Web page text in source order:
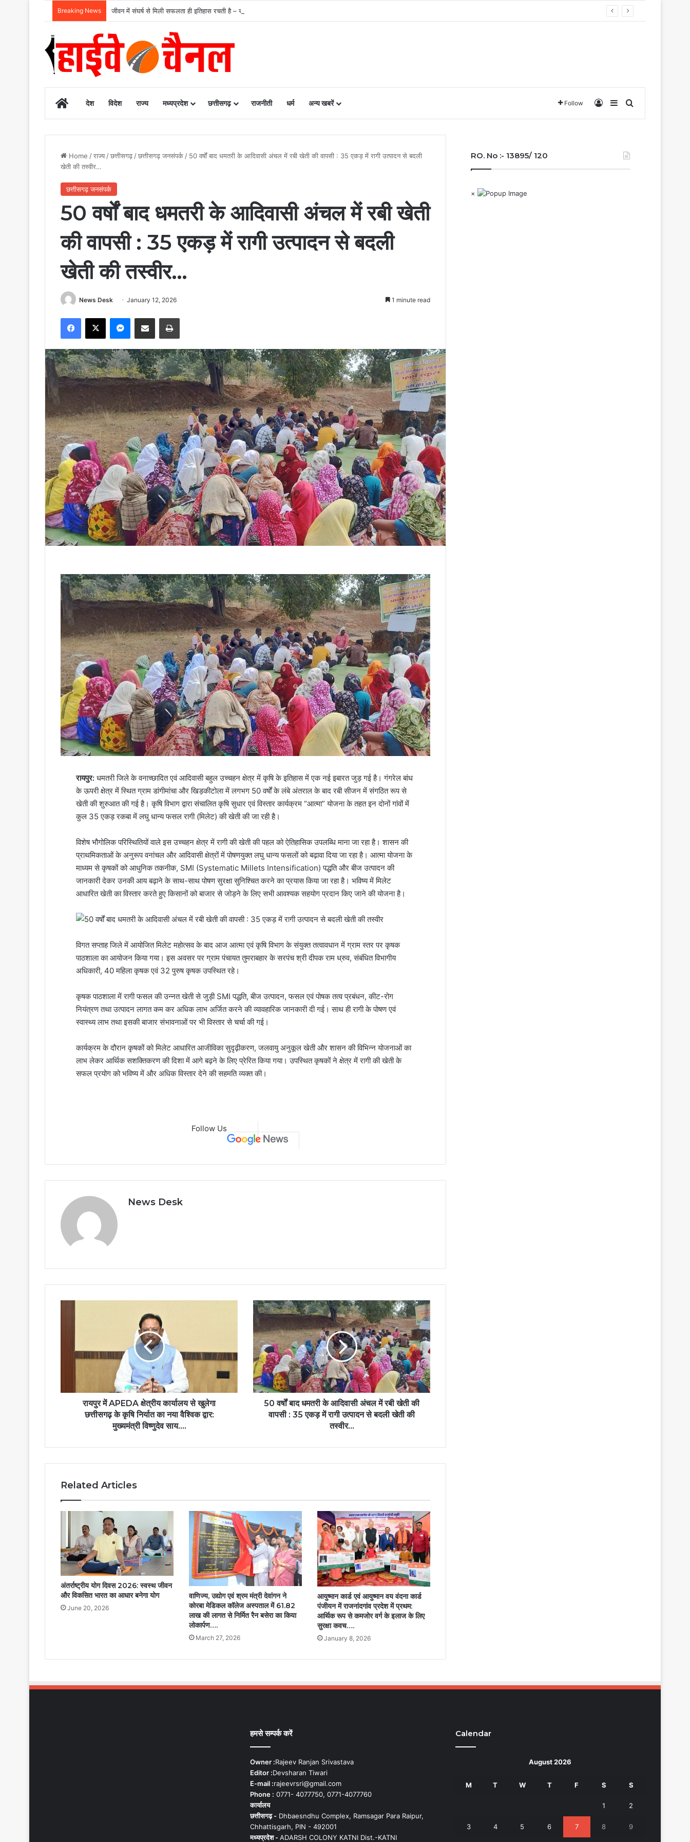
Breaking News जीवन में संघर्ष से मिली सफलता ही इतिहास रचती है – राजस्व मंत्री टंक राम वर्मा…..
Homeदेश विदेश राज्य मध्यप्रदेश छत्तीसगढ़ राजनीती धर्म अन्य खबरें Follow Log InSidebar
Home /राज्य /छत्तीसगढ़ /छत्तीसगढ़ जनसंपर्क / 50 वर्षों बाद धमतरी के आदिवासी अंचल में रबी खेती की वापसी : 35 एकड़ में रागी उत्पादन से बदली
खेती की तस्वीर…
छत्तीसगढ़ जनसंपर्क
50 वर्षों बाद धमतरी के आदिवासी अंचल में रबी खेती
की वापसी : 35 एकड़ में रागी उत्पादन से बदली
खेती की तस्वीर…
News Desk January 12, 2026 1 minute read
Facebook
X Messenger
Share via Email Print
रायपुर: धमतरी जिले के वनाच्छादित एवं आदिवासी बहुल उच्चहन क्षेत्र में कृषि के इतिहास में एक नई इबारत जुड़ गई है। गंगरेल बांध
के ऊपरी क्षेत्र में स्थित ग्राम डांगीमांचा और खिड़कीटोला में लगभग 50 वर्षों के लंबे अंतराल के बाद रबी सीजन में संगठित रूप से
खेती की शुरुआत की गई है। कृषि विभाग द्वारा संचालित कृषि सुधार एवं विस्तार कार्यक्रम “आत्मा” योजना के तहत इन दोनों गांवों में
कुल 35 एकड़ रकबा में लघु धान्य फसल रागी (मिलेट) की खेती की जा रही है।
विशेष भौगोलिक परिस्थितियों वाले इस उच्चहन क्षेत्र में रागी की खेती की पहल को ऐतिहासिक उपलब्धि माना जा रहा है। शासन की
प्राथमिकताओं के अनुरूप वनांचल और आदिवासी क्षेत्रों में पोषणयुक्त लघु धान्य फसलों को बढ़ावा दिया जा रहा है। आत्मा योजना के
माध्यम से कृषकों को आधुनिक तकनीक, SMI (Systematic Millets Intensification) पद्धति और बीज उत्पादन की
जानकारी देकर उनकी आय बढ़ाने के साथ-साथ पोषण सुरक्षा सुनिश्चित करने का प्रयास किया जा रहा है। भविष्य में मिलेट
आधारित खेती का विस्तार करते हुए किसानों को बाजार से जोड़ने के लिए सभी आवश्यक सहयोग प्रदान किए जाने की योजना है।
विगत सप्ताह जिले में आयोजित मिलेट महोत्सव के बाद आज आत्मा एवं कृषि विभाग के संयुक्त तत्वावधान में ग्राम स्तर पर कृषक
पाठशाला का आयोजन किया गया। इस अवसर पर ग्राम पंचायत तुमराबहार के सरपंच श्री दीपक राम ध्रुव, संबंधित विभागीय
अधिकारी, 40 महिला कृषक एवं 32 पुरुष कृषक उपस्थित रहे।
कृषक पाठशाला में रागी फसल की उन्नत खेती से जुड़ी SMI पद्धति, बीज उत्पादन, फसल एवं पोषक तत्व प्रबंधन, कीट-रोग
नियंत्रण तथा उत्पादन लागत कम कर अधिक लाभ अर्जित करने की व्यावहारिक जानकारी दी गई। साथ ही रागी के पोषण एवं
स्वास्थ्य लाभ तथा इसकी बाजार संभावनाओं पर भी विस्तार से चर्चा की गई।
कार्यक्रम के दौरान कृषकों को मिलेट आधारित आजीविका सुदृढ़ीकरण, जलवायु अनुकूल खेती और शासन की विभिन्न योजनाओं का
लाभ लेकर आर्थिक सशक्तिकरण की दिशा में आगे बढ़ने के लिए प्रेरित किया गया। उपस्थित कृषकों ने क्षेत्र में रागी की खेती के
सफल प्रयोग को भविष्य में और अधिक विस्तार देने की सहमति व्यक्त की।
Follow Us
News Desk
के
साय….
रायपुर में APEDA क्षेत्रीय कार्यालय से खुलेगा
छत्तीसगढ़ के कृषि निर्यात का नया वैश्विक द्वार:
मुख्यमंत्री विष्णुदेव साय….
50
वर्षों
बाद
धमतरी
के
आदिवासी
अंचल
में
रबी
से
बदली
खेती
की
तस्वीर…
50 वर्षों बाद धमतरी के आदिवासी अंचल में रबी खेती की
वापसी : 35 एकड़ में रागी उत्पादन से बदली खेती की
तस्वीर…
Related Articles
अंतर्राष्ट्रीय योग दिवस 2026: स्वस्थ जीवन
और विकसित भारत का आधार बनेगा योग
June 20, 2026
वाणिज्य, उद्योग एवं श्रम मंत्री देवांगन ने
कोरबा मेडिकल कॉलेज अस्पताल में 61.82
लाख की लागत से निर्मित रैन बसेरा का किया
लोकार्पण….
March 27, 2026
आयुष्मान कार्ड एवं आयुष्मान वय वंदना कार्ड
पंजीयन में राजनांदगांव प्रदेश में प्रथम:
आर्थिक रूप से कमजोर वर्ग के इलाज के लिए
सुरक्षा कवच….
January 8, 2026
RO. No :- 13895/ 120
×
हमसे सम्पर्क करें
Owner :Rajeev Ranjan Srivastava
Editor :Devsharan Tiwari
E-mail :rajeevrsri@gmail.com
Phone : 0771- 4077750, 0771-4077760
कार्यालय
छत्तीसगढ़ -Dhbaesndhu Complex, Ramsagar Para Raipur,
Chhattisgarh, PIN - 492001
मध्यप्रदेश -ADARSH COLONY KATNI Dist.-KATNI
Calendar
August 2026
M T W T F S S
1 2
3 4 5 6 7 8 9